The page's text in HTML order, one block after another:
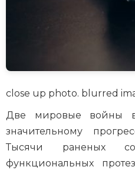
close up photo. blurred
Две мировые войны
значительному
Тысячи раненых
функциональных